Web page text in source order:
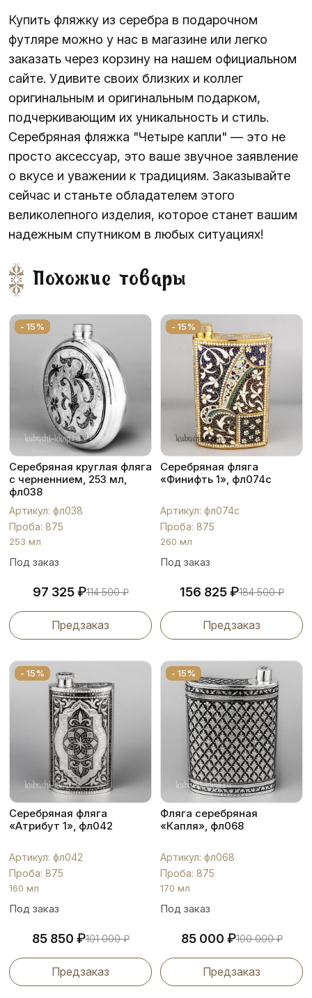
Купить фляжку из серебра в подарочном
футляре можно у нас в магазине или легко
заказать через корзину на нашем официальном
сайте. Удивите своих близких и коллег
оригинальным и оригинальным подарком,
подчеркивающим их уникальность и стиль.
Серебряная фляжка "Четыре капли" — это не
просто аксессуар, это ваше звучное заявление
о вкусе и уважении к традициям. Заказывайте
сейчас и станьте обладателем этого
великолепного изделия, которое станет вашим
надежным спутником в любых ситуациях!
Похожие товары
- 15%
Серебряная круглая фляга
с черненнием, 253 мл,
фл038
Артикул: фл038
Проба: 875
253 мл
Под заказ
97 325₽114 500₽
Предзаказ
- 15%
Серебряная фляга
«Финифть 1», фл074с
Артикул: фл074с
Проба: 875
260 мл
Под заказ
156 825₽184 500₽
Предзаказ
- 15%
Серебряная фляга
«Атрибут 1», фл042
Артикул: фл042
Проба: 875
160 мл
Под заказ
85 850 ₽101 000₽
Предзаказ
- 15%
Фляга серебряная
«Капля», фл068
Артикул: фл068
Проба: 875
170 мл
Под заказ
85 000 ₽100 000₽
Предзаказ